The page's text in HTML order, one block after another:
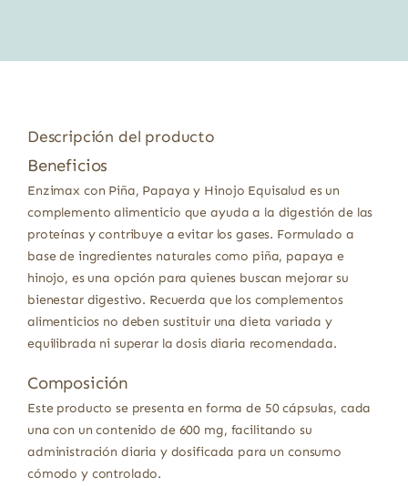
Descripción del producto
Beneficios
Enzimax con Piña, Papaya y Hinojo Equisalud es un
complemento alimenticio que ayuda a la digestión de las
proteínas y contribuye a evitar los gases. Formulado a
base de ingredientes naturales como piña, papaya e
hinojo, es una opción para quienes buscan mejorar su
bienestar digestivo. Recuerda que los complementos
alimenticios no deben sustituir una dieta variada y
equilibrada ni superar la dosis diaria recomendada.
Composición
Este producto se presenta en forma de 50 cápsulas, cada
una con un contenido de 600 mg, facilitando su
administración diaria y dosificada para un consumo
cómodo y controlado.